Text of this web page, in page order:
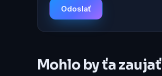
Odoslať
Mohlo by ťa zaujať